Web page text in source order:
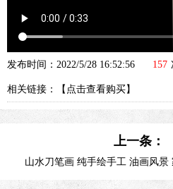
发布时间：2022/5/28 16:52:56 157
相关链接：【 点击查看购买】
上一条：
山水刀笔画 纯手绘手工 油画风景
企业挂画